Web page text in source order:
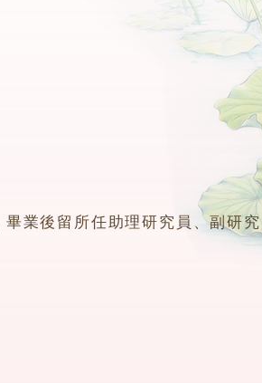
業後留所任助理研究員、副研究